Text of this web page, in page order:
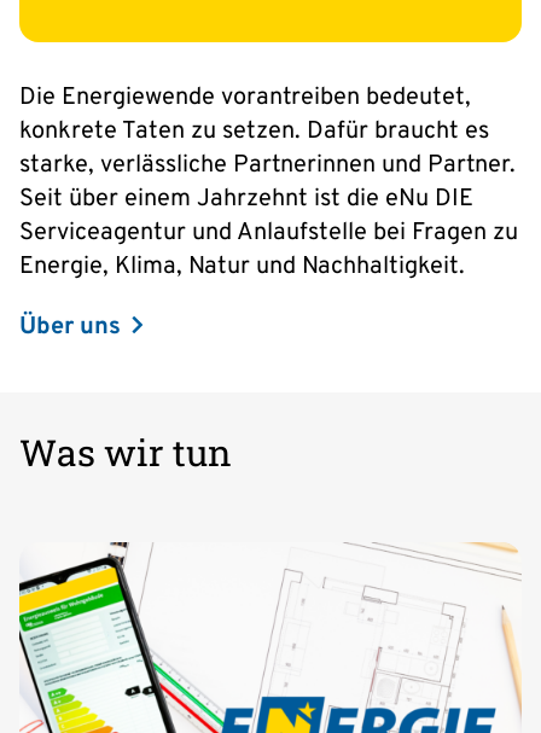
Die Energiewende vorantreiben bedeutet,
konkrete Taten zu setzen. Dafür braucht es
starke, verlässliche Partnerinnen und Partner.
Seit über einem Jahrzehnt ist die eNu DIE
Serviceagentur und Anlaufstelle bei Fragen zu
Energie, Klima, Natur und Nachhaltigkeit.
Über uns
Was wir tun